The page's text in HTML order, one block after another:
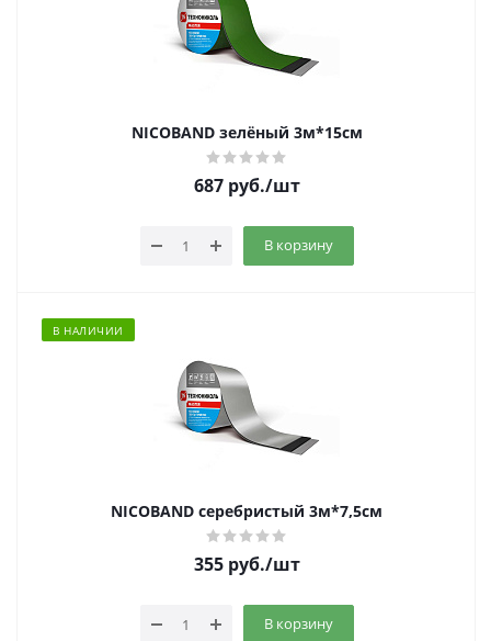
NICOBAND зелёный 3м*15см
687руб./шт
В корзину
В НАЛИЧИИ
NICOBAND серебристый 3м*7,5см
355руб./шт
В корзину